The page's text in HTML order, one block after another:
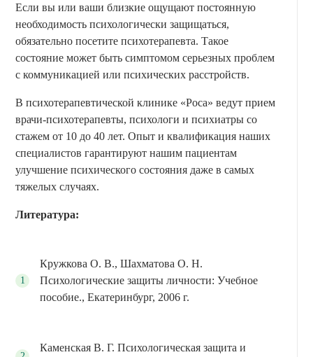
Если вы или ваши близкие ощущают постоянную
необходимость психологически защищаться,
обязательно посетите психотерапевта. Такое
состояние может быть симптомом серьезных проблем
с коммуникацией или психических расстройств.
В психотерапевтической клинике «Роса» ведут прием
врачи-психотерапевты, психологи и психиатры со
стажем от 10 до 40 лет. Опыт и квалификация наших
специалистов гарантируют нашим пациентам
улучшение психического состояния даже в самых
тяжелых случаях.
Литература:
Кружкова О. В., Шахматова О. Н.
Психологические защиты личности: Учебное
пособие., Екатеринбург, 2006 г.
Каменская В. Г. Психологическая защита и